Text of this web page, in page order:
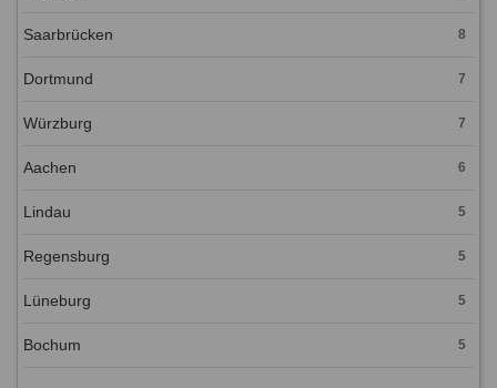
Saarbrücken 8
Dortmund 7
Würzburg 7
Aachen 6
Lindau 5
Regensburg 5
Lüneburg 5
Bochum 5